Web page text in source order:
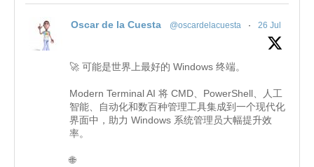
Oscar de la Cuesta @oscardelacuesta · 26 Jul
🚀 可能是世界上最好的 Windows 终端。
Modern Terminal AI 将 CMD、PowerShell、人工
智能、自动化和数百种管理工具集成到一个现代化
界面中，助力 Windows 系统管理员大幅提升效
率。
🌐